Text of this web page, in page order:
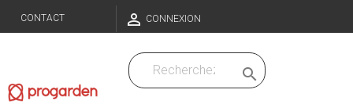
CONTACT  CONNEXION
